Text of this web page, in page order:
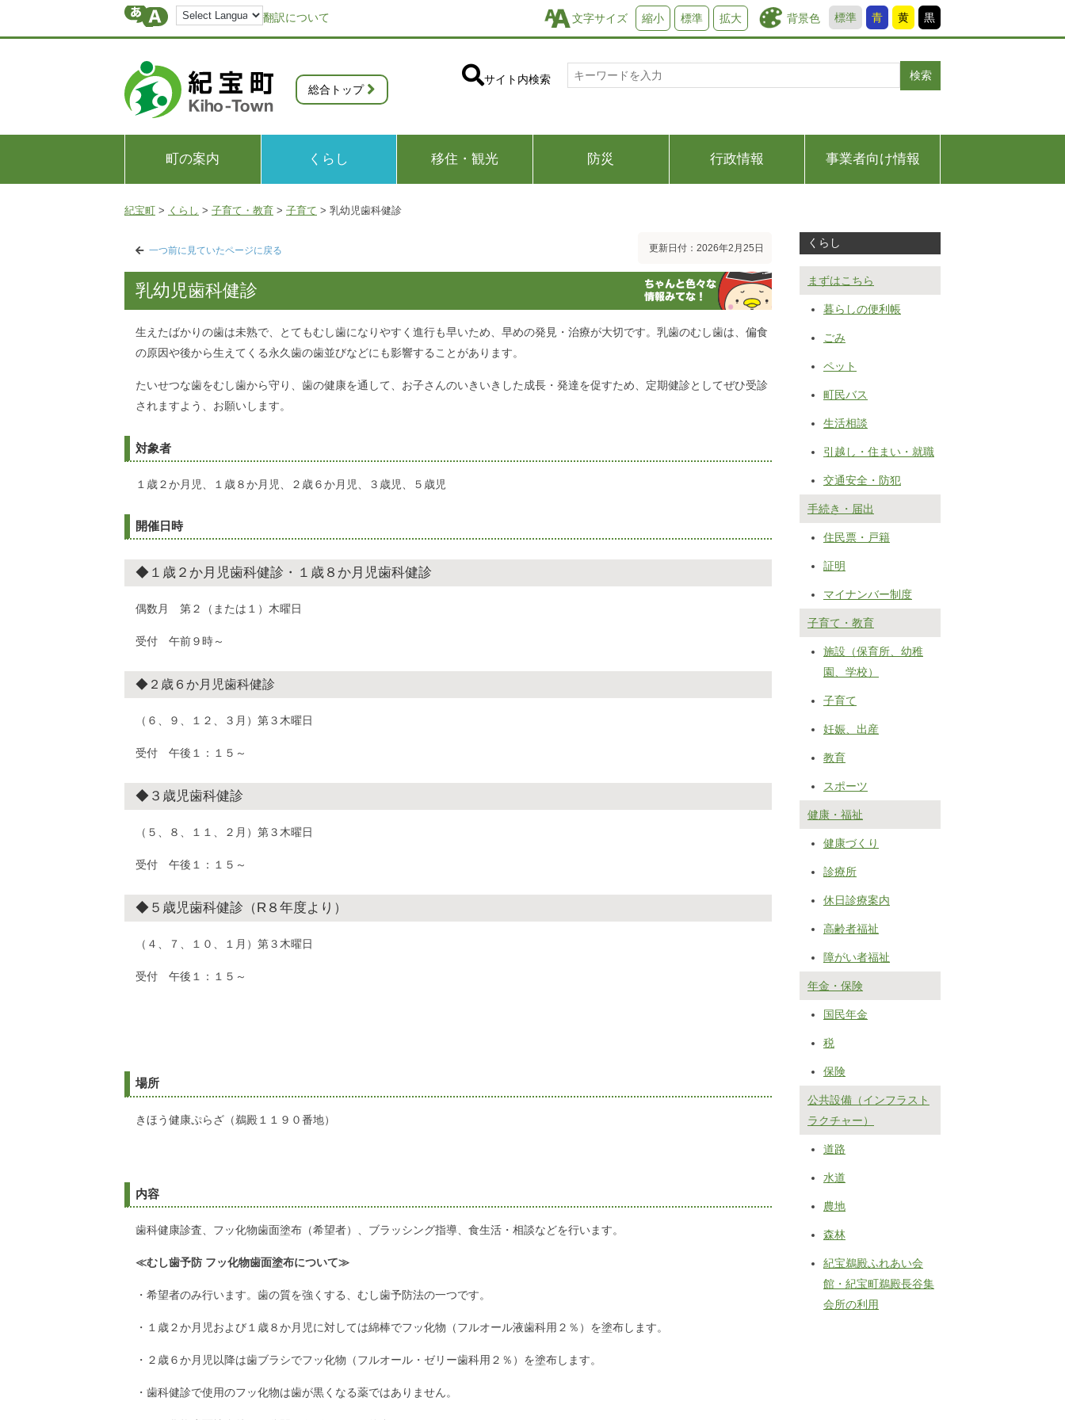
翻訳について 背景色 標準 青 黄 黒
文字サイズ 縮小 標準 拡大
総合トップ
サイト内検索 検索
町の案内 くらし 移住・観光 防災 行政情報 事業者向け情報
紀宝町 > くらし > 子育て・教育 > 子育て > 乳幼児歯科健診
一つ前に見ていたページに戻る 更新日付：2026年2月25日
乳幼児歯科健診
生えたばかりの歯は未熟で、とてもむし歯になりやすく進行も早いため、早めの発見・治療が大切です。乳歯のむし歯は、偏食
の原因や後から生えてくる永久歯の歯並びなどにも影響することがあります。
たいせつな歯をむし歯から守り、歯の健康を通して、お子さんのいきいきした成長・発達を促すため、定期健診としてぜひ受診
されますよう、お願いします。
対象者
１歳２か月児、１歳８か月児、２歳６か月児、３歳児、５歳児
開催日時
◆１歳２か月児歯科健診・１歳８か月児歯科健診
偶数月 第２（または１）木曜日
受付 午前９時～
◆２歳６か月児歯科健診
（６、９、１２、３月）第３木曜日
受付 午後１：１５～
◆３歳児歯科健診
（５、８、１１、２月）第３木曜日
受付 午後１：１５～
◆５歳児歯科健診（R８年度より）
（４、７、１０、１月）第３木曜日
受付 午後１：１５～
場所
きほう健康ぷらざ（鵜殿１１９０番地）
内容
歯科健康診査、フッ化物歯面塗布（希望者）、ブラッシング指導、食生活・相談などを行います。
≪むし歯予防 フッ化物歯面塗布について≫
・希望者のみ行います。歯の質を強くする、むし歯予防法の一つです。
・１歳２か月児および１歳８か月児に対しては綿棒でフッ化物（フルオール液歯科用２％）を塗布します。
・２歳６か月児以降は歯ブラシでフッ化物（フルオール・ゼリー歯科用２％）を塗布します。
・歯科健診で使用のフッ化物は歯が黒くなる薬ではありません。
くらし
まずはこちら
暮らしの便利帳
ごみ
ペット
町民バス
生活相談
引越し・住まい・就職
交通安全・防犯
手続き・届出
住民票・戸籍
証明
マイナンバー制度
子育て・教育
施設（保育所、幼稚
園、学校）
子育て
妊娠、出産
教育
スポーツ
健康・福祉
健康づくり
診療所
休日診療案内
高齢者福祉
障がい者福祉
年金・保険
国民年金
税
保険
公共設備（インフラスト
ラクチャー）
道路
水道
農地
森林
紀宝鵜殿ふれあい会
館・紀宝町鵜殿長谷集
会所の利用